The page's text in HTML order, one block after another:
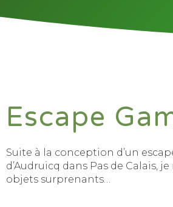
Escape
Suite à la conception d’un
d’Audruicq dans Pas de Calais,
objets surprenants…